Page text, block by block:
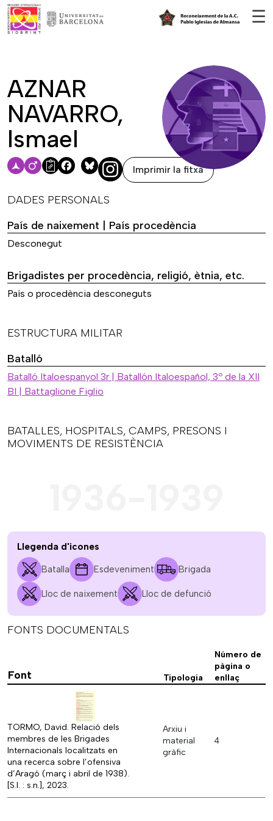
☰
AZNAR
NAVARRO,
Ismael
Facebook
Bluesky Imprimir la fitxa
DADES PERSONALS
País de naixement | País procedència
Desconegut
Brigadistes per procedència, religió, ètnia, etc.
País o procedència desconeguts
ESTRUCTURA MILITAR
Batalló
Batalló Italoespanyol 3r | Batallón Italoespañol, 3º de la XII
BI | Battaglione Figlio
BATALLES, HOSPITALS, CAMPS, PRESONS I
MOVIMENTS DE RESISTÈNCIA
Llegenda d'icones
Batalla Esdeveniment Brigada
Lloc de naixement Lloc de defunció
FONTS DOCUMENTALS
Font Tipologia
Número de
pàgina o
enllaç
TORMO, David. Relació dels
membres de les Brigades
Internacionals localitzats en
una recerca sobre l’ofensiva
d’Aragó (març i abril de 1938).
[S.l. : s.n.], 2023.
Arxiu i
material
gràfic
4